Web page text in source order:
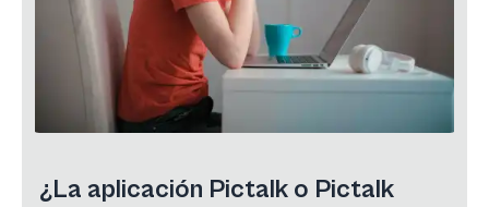
¿La aplicación Pictalk o Pictalk